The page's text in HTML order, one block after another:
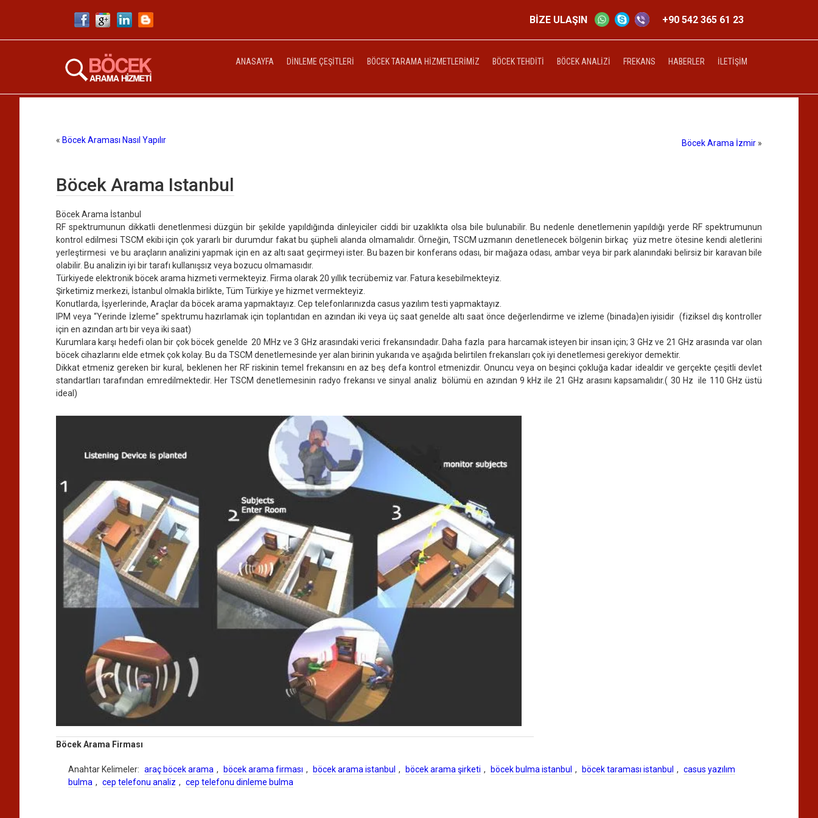
BİZE ULAŞIN +90 542 365 61 23
ANASAYFA DINLEME ÇEŞITLERI BÖCEK TARAMA HIZMETLERIMIZ BÖCEK TEHDITI BÖCEK ANALIZI FREKANS HABERLER İLETIŞIM
« Böcek Araması Nasıl Yapılır Böcek Arama İzmir »
Böcek Arama Istanbul
Böcek Arama İstanbu
RF spektrumunun dikkatli denetlenmesi düzgün bir şekilde yapıldığında dinleyiciler ciddi bir uzaklıkta olsa bile bulunabilir. Bu nedenle denetlemenin yapıldığı yerde RF spektrumunun
kontrol edilmesi TSCM ekibi için çok yararlı bir durumdur fakat bu şüpheli alanda olmamalıdır. Örneğin, TSCM uzmanın denetlenecek bölgenin birkaç yüz metre ötesine kendi aletlerini
yerleştirmesi ve bu araçların analizini yapmak için en az altı saat geçirmeyi ister. Bu bazen bir konferans odası, bir mağaza odası, ambar veya bir park alanındaki belirsiz bir karavan bile
olabilir. Bu analizin iyi bir tarafı kullanışsız veya bozucu olmamasıdır.
Türkiyede elektronik böcek arama hizmeti vermekteyiz. Firma olarak 20 yıllık tecrübemiz var. Fatura kesebilmekteyiz.
Şirketimiz merkezi, İstanbul olmakla birlikte, Tüm Türkiye ye hizmet vermekteyiz.
Konutlarda, İşyerlerinde, Araçlar da böcek arama yapmaktayız. Cep telefonlarınızda casus yazılım testi yapmaktayız.
IPM veya “Yerinde İzleme” spektrumu hazırlamak için toplantıdan en azından iki veya üç saat genelde altı saat önce değerlendirme ve izleme (binada)en iyisidir (fiziksel dış kontroller
için en azından artı bir veya iki saat)
Kurumlara karşı hedefi olan bir çok böcek genelde 20 MHz ve 3 GHz arasındaki verici frekansındadır. Daha fazla para harcamak isteyen bir insan için; 3 GHz ve 21 GHz arasında var olan
böcek cihazlarını elde etmek çok kolay. Bu da TSCM denetlemesinde yer alan birinin yukarıda ve aşağıda belirtilen frekansları çok iyi denetlemesi gerekiyor demektir.
Dikkat etmeniz gereken bir kural, beklenen her RF riskinin temel frekansını en az beş defa kontrol etmenizdir. Onuncu veya on beşinci çokluğa kadar idealdir ve gerçekte çeşitli devlet
standartları tarafından emredilmektedir. Her TSCM denetlemesinin radyo frekansı ve sinyal analiz bölümü en azından 9 kHz ile 21 GHz arasını kapsamalıdır.( 30 Hz ile 110 GHz üstü
ideal)
Böcek Arama Firması
Anahtar Kelimeler: araç böcek arama , böcek arama firması , böcek arama istanbul , böcek arama şirketi , böcek bulma istanbul , böcek taraması istanbul , casus yazılım
bulma , cep telefonu analiz , cep telefonu dinleme bulma